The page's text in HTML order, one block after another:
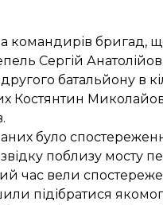
командирів бригад,
Сергій
батальйону в
Костянтин
було
поблизу мосту
час вели
підібратися